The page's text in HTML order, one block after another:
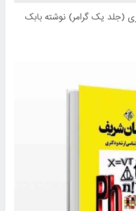
(جلد یک گرامر) نوشته بابک